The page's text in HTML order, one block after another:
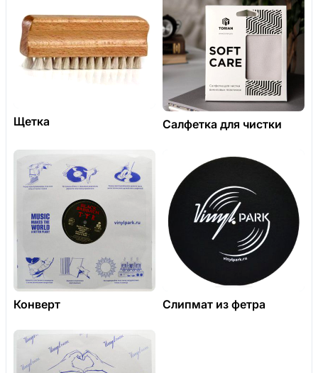
Щетка Салфетка для чистки
Конверт Слипмат из фетра